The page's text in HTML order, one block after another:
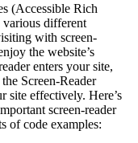
(Accessible Rich
various different
with screen-
the website’s
enters your site,
Screen-Reader
site effectively. Here’s
screen-reader
of code examples: